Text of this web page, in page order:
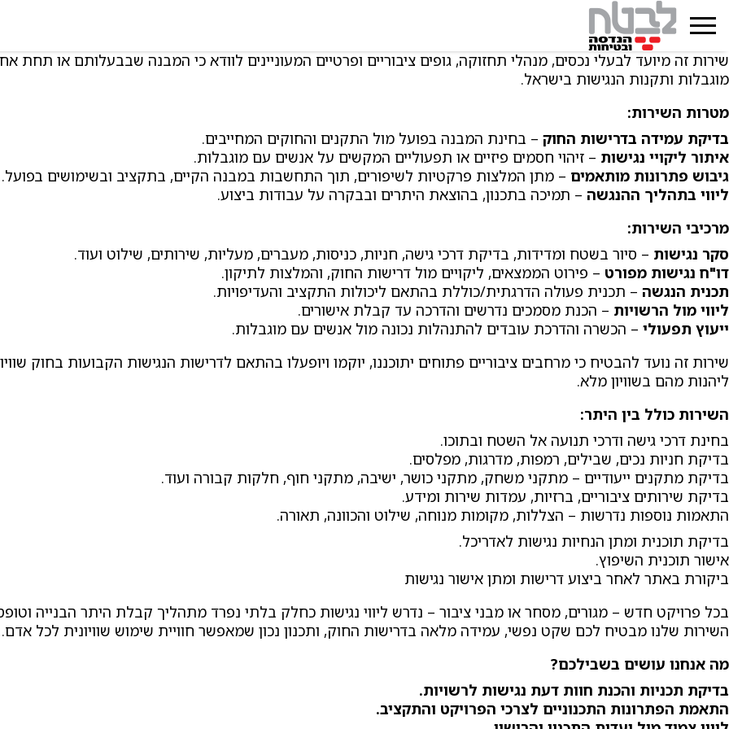
שירות זה מיועד לבעלי נכסים, מנהלי תחזוקה, גופים ציבוריים ופרטיים המעוניינים לוודא כי המבנה שבבעלותם או תחת
מוגבלות ותקנות הנגישות בישראל.
מטרות השירות:
בדיקת עמידה בדרישות החוק – בחינת המבנה בפועל מול התקנים והחוקים המחייבים.
איתור ליקויי נגישות – זיהוי חסמים פיזיים או תפעוליים המקשים על אנשים עם מוגבלות.
גיבוש פתרונות מותאמים – מתן המלצות פרקטיות לשיפורים, תוך התחשבות במבנה הקיים, בתקציב ובשימושים בפועל.
ליווי בתהליך ההנגשה – תמיכה בתכנון, בהוצאת היתרים ובבקרה על עבודות ביצוע.
מרכיבי השירות:
סקר נגישות – סיור בשטח ומדידות, בדיקת דרכי גישה, חניות, כניסות, מעברים, מעליות, שירותים, שילוט ועוד.
דו"ח נגישות מפורט – פירוט הממצאים, ליקויים מול דרישות החוק, והמלצות לתיקון.
תכנית הנגשה – תכנית פעולה הדרגתית/כוללת בהתאם ליכולות התקציב והעדיפויות.
ליווי מול הרשויות – הכנת מסמכים נדרשים והדרכה עד קבלת אישורים.
ייעוץ תפעולי – הכשרה והדרכת עובדים להתנהלות נכונה מול אנשים עם מוגבלות.
שירות זה נועד להבטיח כי מרחבים ציבוריים פתוחים יתוכננו, יוקמו ויופעלו בהתאם לדרישות הנגישות הקבועות בחוק
ליהנות מהם בשוויון מלא.
השירות כולל בין היתר:
בחינת דרכי גישה ודרכי תנועה אל השטח ובתוכו.
בדיקת חניות נכים, שבילים, רמפות, מדרגות, מפלסים.
בדיקת מתקנים ייעודיים – מתקני משחק, מתקני כושר, ישיבה, מתקני חוף, חלקות קבורה ועוד.
בדיקת שירותים ציבוריים, ברזיות, עמדות שירות ומידע.
התאמות נוספות נדרשות – הצללות, מקומות מנוחה, שילוט והכוונה, תאורה.
בדיקת תוכנית ומתן הנחיות נגישות לאדריכל.
אישור תוכנית השיפוץ.
ביקורת באתר לאחר ביצוע דרישות ומתן אישור נגישות
בכל פרויקט חדש – מגורים, מסחר או מבני ציבור – נדרש ליווי נגישות כחלק בלתי נפרד מתהליך קבלת היתר הבנייה וטופס
השירות שלנו מבטיח לכם שקט נפשי, עמידה מלאה בדרישות החוק, ותכנון נכון שמאפשר חוויית שימוש שוויונית לכל אדם.
מה אנחנו עושים בשבילכם?
בדיקת תכניות והכנת חוות דעת נגישות לרשויות.
התאמת הפתרונות התכנוניים לצרכי הפרויקט והתקציב.